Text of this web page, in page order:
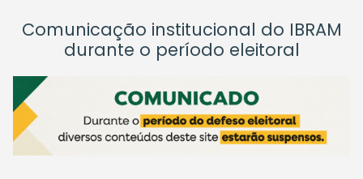
Comunicação institucional do IBRAM
durante o período eleitoral